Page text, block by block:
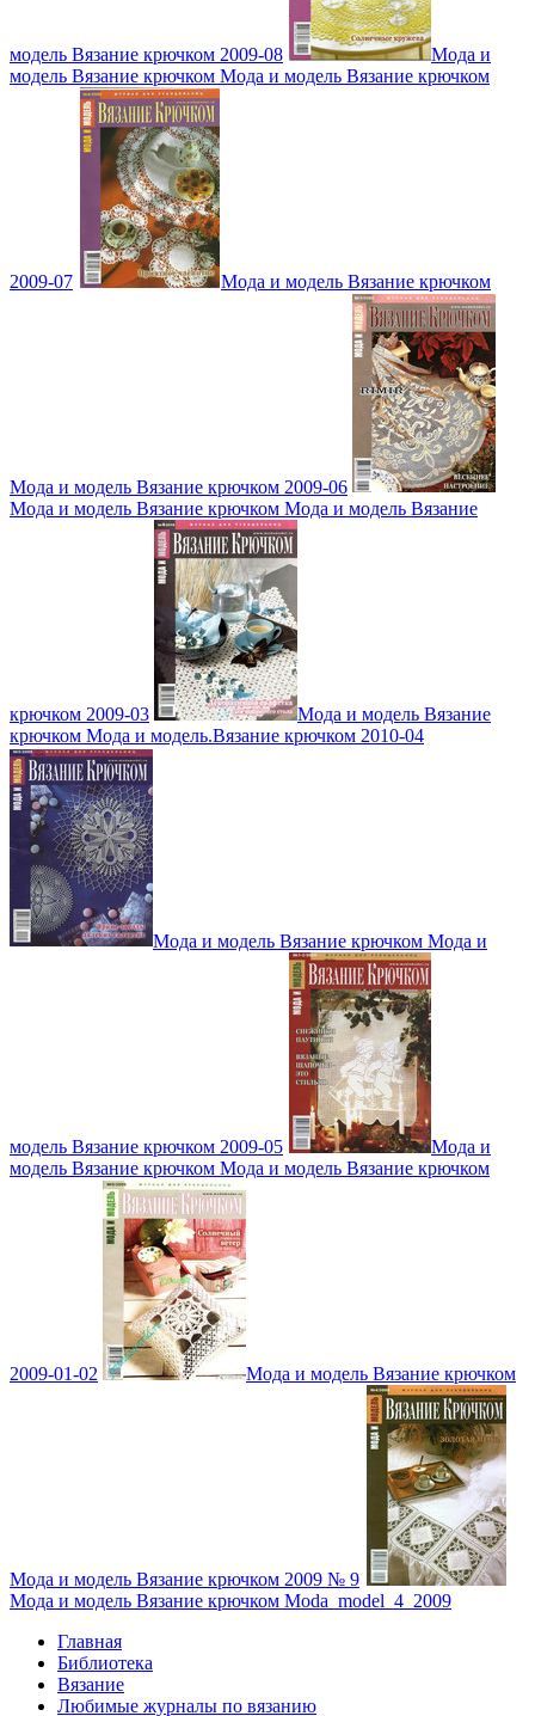
модель Вязание крючком 2009-08
Мода и
модель Вязание крючком Мода и модель Вязание крючком
2009-07 Мода и модель Вязание крючком
Мода и модель Вязание крючком 2009-06
Мода и модель Вязание крючком Мода и модель Вязание
крючком 2009-03
Мода и модель Вязание
крючком Мода и модель.Вязание крючком 2010-04
Мода и модель Вязание крючком Мода и
модель Вязание крючком 2009-05
Мода и
модель Вязание крючком Мода и модель Вязание крючком
2009-01-02 Мода и модель Вязание крючком
Мода и модель Вязание крючком 2009 № 9
Мода и модель Вязание крючком Moda_model_4_2009
Главная
Библиотека
Вязание
Любимые журналы по вязанию